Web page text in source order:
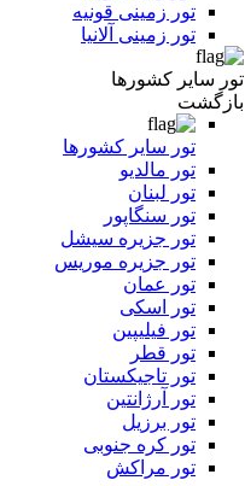
تور زمینی قونیه
تور زمینی آلانیا
تور سایر کشورها
بازگشت
تور سایر کشورها
تور مالدیو
تور لبنان
تور سنگاپور
تور جزیره سیشل
تور جزیره موریس
تور عمان
تور اسکی
تور فیلیپین
تور قطر
تور تاجیکستان
تور آرژانتین
تور برزیل
تور کره جنوبی
تور مراکش